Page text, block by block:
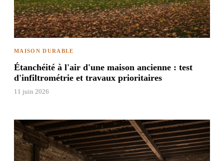
MAISON DURABLE
Étanchéité à l'air d'une maison ancienne : test
d'infiltrométrie et travaux prioritaires
11 juin 2026